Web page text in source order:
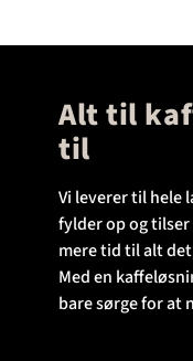
Alt til
til
Vi leverer til hele
fylder op og tilser
mere tid til alt
Med en
bare sørge for at